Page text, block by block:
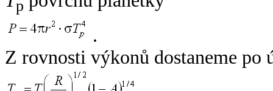
p
.
Z rovnosti výkonů dostaneme po